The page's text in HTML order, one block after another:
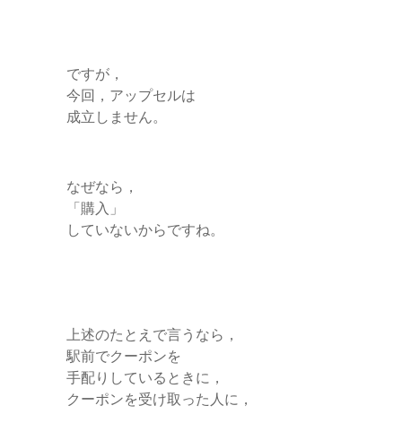
ですが，
今回，アップセルは
成立しません。
なぜなら，
「購入」
していないからですね。
上述のたとえで言うなら，
駅前でクーポンを
手配りしているときに，
クーポンを受け取った人に，